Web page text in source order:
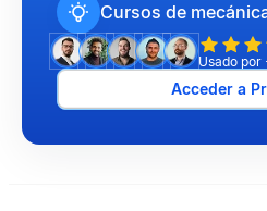
Cursos de
Usado por
Acceder a